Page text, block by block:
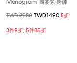
Monogram 圖案緊身褲
價格扣減從
TWD 2980 至
TWD 1490 5折
3件9折; 5件85折